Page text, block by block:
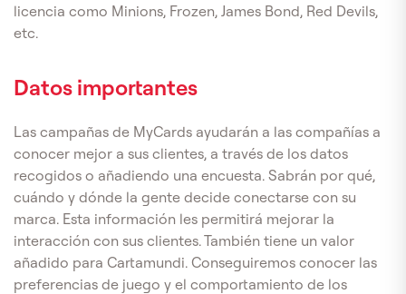
licencia como Minions, Frozen, James Bond, Red Devils,
etc.
Datos importantes
Las campañas de MyCards ayudarán a las compañías a
conocer mejor a sus clientes, a través de los datos
recogidos o añadiendo una encuesta. Sabrán por qué,
cuándo y dónde la gente decide conectarse con su
marca. Esta información les permitirá mejorar la
interacción con sus clientes. También tiene un valor
añadido para Cartamundi. Conseguiremos conocer las
preferencias de juego y el comportamiento de los